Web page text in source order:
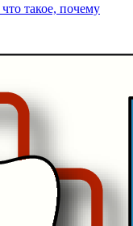
такое, почему